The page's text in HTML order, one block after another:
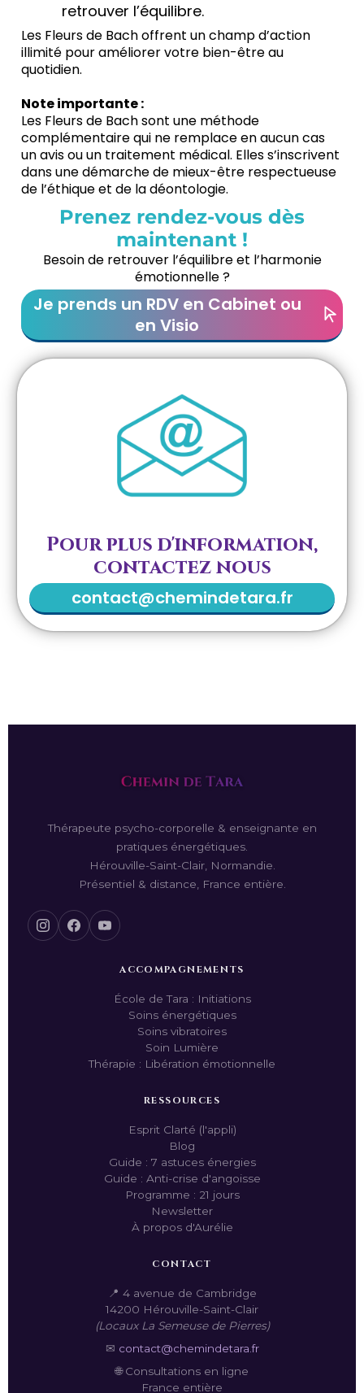
retrouver l’équilibre.
Les Fleurs de Bach offrent un champ d’action
illimité pour améliorer votre bien-être au
quotidien.
Note importante :
Les Fleurs de Bach sont une méthode
complémentaire qui ne remplace en aucun cas
un avis ou un traitement médical. Elles s’inscrivent
dans une démarche de mieux-être respectueuse
de l’éthique et de la déontologie.
Prenez rendez-vous dès
maintenant !
Besoin de retrouver l’équilibre et l’harmonie
émotionnelle ?
Je prends un RDV en Cabinet ou
en Visio
Pour plus d'information,
contactez nous
contact@chemindetara.fr
Thérapeute psycho-corporelle & enseignante en
pratiques énergétiques.
Hérouville-Saint-Clair, Normandie.
Présentiel & distance, France entière.
ACCOMPAGNEMENTS
École de Tara : Initiations
Soins énergétiques
Soins vibratoires
Soin Lumière
Thérapie : Libération émotionnelle
RESSOURCES
Esprit Clarté (l'appli)
Blog
Guide : 7 astuces énergies
Guide : Anti-crise d'angoisse
Programme : 21 jours
Newsletter
À propos d'Aurélie
CONTACT
📍 4 avenue de Cambridge
14200 Hérouville-Saint-Clair
(Locaux La Semeuse de Pierres)
✉ contact@chemindetara.fr
🌐 Consultations en ligne
France entière